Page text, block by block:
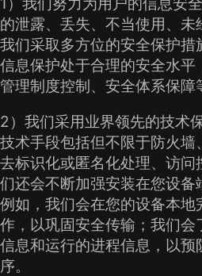
的泄露、丢失、不当使用、未
我们采取多方位的安全保护措
信息保护处于合理的安全水平
管理制度控制、安全体系保障
2）我们采用业界领先的技术
技术手段包括但不限于防火墙
去标识化或匿名化处理、访
们还会不断加强安装在您设备
例如，我们会在您的设备本地
作，以巩固安全传输；我们会
信息和运行的进程信息，以预
序。